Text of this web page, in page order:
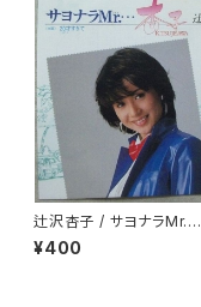
辻沢杏子 / サヨナラMr.…
¥400